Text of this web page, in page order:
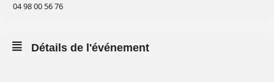
04 98 00 56 76
Détails de l'événement